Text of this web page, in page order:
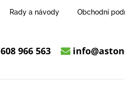
Rady a návody Obchodní
608 966 563